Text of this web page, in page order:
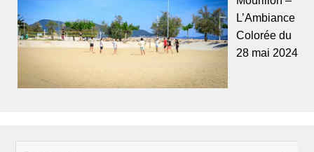
L’Ambiance
Colorée du
28 mai 2024